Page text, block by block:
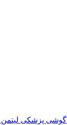
پزشکی لیتمن کلاسیک 3